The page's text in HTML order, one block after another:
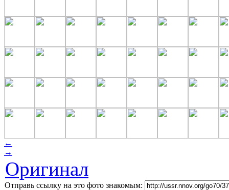
←
→
Оригинал
Отправь ссылку на это фото знакомым: